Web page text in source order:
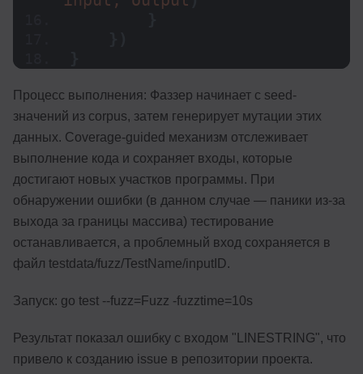
Процесс выполнения: Фаззер начинает с seed-
значений из corpus, затем генерирует мутации этих
данных. Coverage-guided механизм отслеживает
выполнение кода и сохраняет входы, которые
достигают новых участков программы. При
обнаружении ошибки (в данном случае — паники из-за
выхода за границы массива) тестирование
останавливается, а проблемный вход сохраняется в
файл testdata/fuzz/TestName/inputID.
Запуск: go test --fuzz=Fuzz -fuzztime=10s
Результат показал ошибку с входом "LINESTRING", что
привело к созданию issue в репозитории проекта.